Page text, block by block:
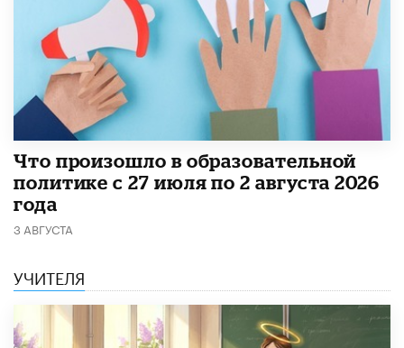
​Что произошло в образовательной
политике с 27 июля по 2 августа 2026
года
3 АВГУСТА
УЧИТЕЛЯ